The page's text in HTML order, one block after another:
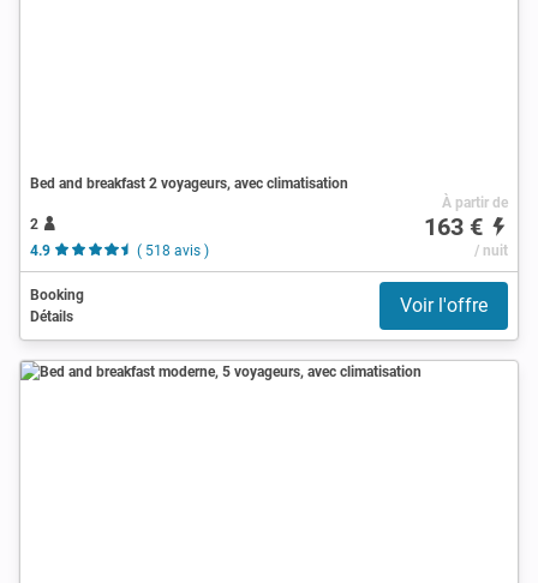
Bed and breakfast 2 voyageurs, avec climatisation
2
4.9
( 518 avis )
À partir de
163 €
/ nuit
Booking
Détails
Voir l'offre